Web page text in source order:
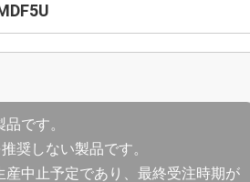
です。
奨しない製品です。
産中止予定であり、最終受注時期が